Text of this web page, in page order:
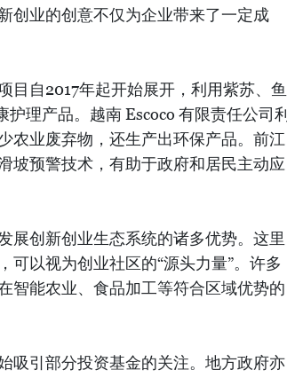
创业的创意不仅为企业带来了一定成
目自2017年起开始展开，利用紫苏、鱼
理产品。越南 Escoco 有限责任公司利
农业废弃物，还生产出环保产品。前江
坡预警技术，有助于政府和居民主动应
展创新创业生态系统的诸多优势。这里
以视为创业社区的“源头力量”。许多
智能农业、食品加工等符合区域优势的
吸引部分投资基金的关注。地方政府亦